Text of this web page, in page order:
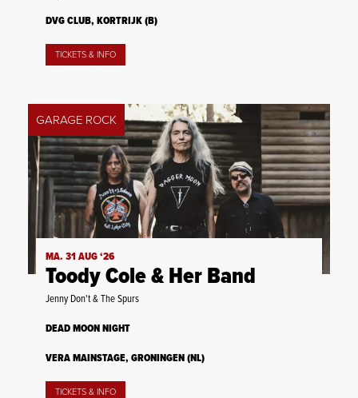
DVG CLUB, KORTRIJK (B)
TICKETS & INFO
GARAGE ROCK
MA. 31 AUG ‘26
Toody Cole & Her Band
Jenny Don't & The Spurs
DEAD MOON NIGHT
VERA MAINSTAGE, GRONINGEN (NL)
TICKETS & INFO